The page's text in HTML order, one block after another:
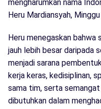
mengharumkan nama
Heru Mardiansyah,
Heru menegaskan bahwa
jauh lebih besar daripada
menjadi sarana
kerja keras, kedisiplinan,
sama tim, serta
dibutuhkan dalam